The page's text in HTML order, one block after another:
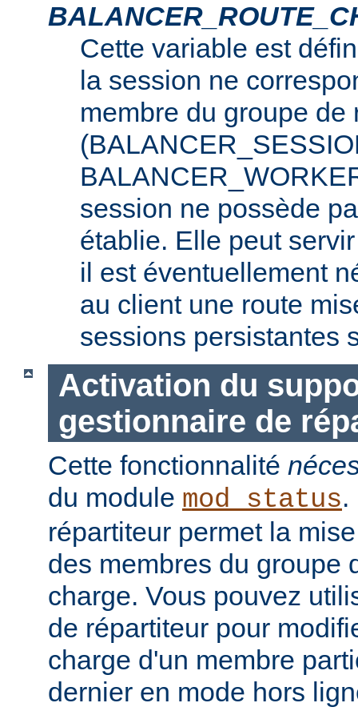
Cette variable est
la session ne
membre du groupe
session ne possède
établie. Elle peut
il est éventuellement
au client une route
sessions persistantes
Activation du
gestionnaire de
Cette fonctionnalité
du module mod_status.
répartiteur permet la
des membres du groupe
charge. Vous pouvez
de répartiteur pour
charge d'un membre
dernier en mode hors